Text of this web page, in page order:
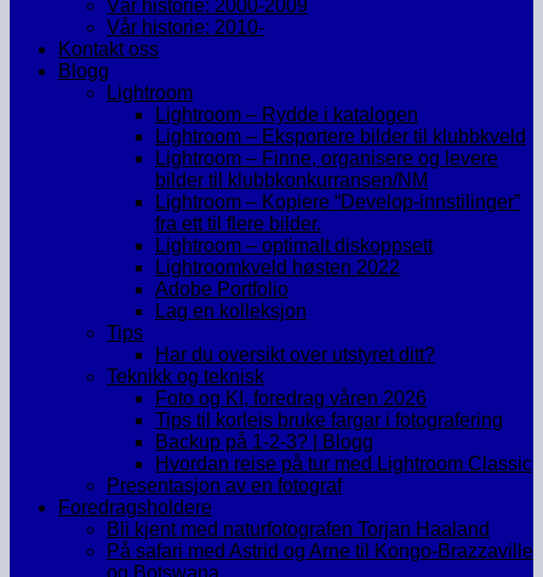
Vår historie: 2000-2009
Vår historie: 2010-
Kontakt oss
Blogg
Lightroom
Lightroom – Rydde i katalogen
Lightroom – Eksportere bilder til klubbkveld
Lightroom – Finne, organisere og levere
bilder til klubbkonkurransen/NM
Lightroom – Kopiere “Develop-innstilinger”
fra ett til flere bilder.
Lightroom – optimalt diskoppsett
Lightroomkveld høsten 2022
Adobe Portfolio
Lag en kolleksjon
Tips
Har du oversikt over utstyret ditt?
Teknikk og teknisk
Foto og KI, foredrag våren 2026
Tips til korleis bruke fargar i fotografering
Backup på 1-2-3? | Blogg
Hvordan reise på tur med Lightroom Classic
Presentasjon av en fotograf
Foredragsholdere
Bli kjent med naturfotografen Torjan Haaland
På safari med Astrid og Arne til Kongo-Brazzaville
og Botswana